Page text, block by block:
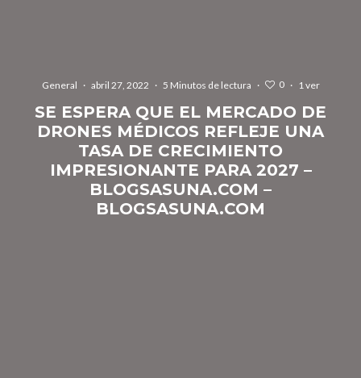
General · abril 27, 2022 · 5 Minutos de lectura · 0 · 1 ver
SE ESPERA QUE EL MERCADO DE
DRONES MÉDICOS REFLEJE UNA
TASA DE CRECIMIENTO
IMPRESIONANTE PARA 2027 –
BLOGSASUNA.COM –
BLOGSASUNA.COM